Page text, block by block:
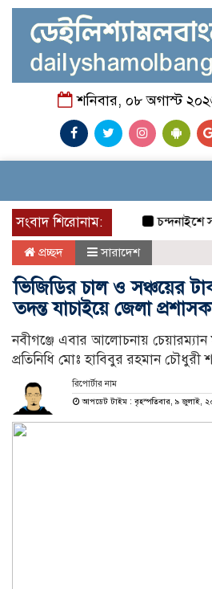
শনিবার, ০৮ অগাস্ট
সংবাদ শিরোনাম:
চন্দনাইশে সড়ক
প্রচ্ছদ সারাদেশ
ভিজিডির চাল ও সঞ্চয়ের
তদন্ত যাচাইয়ে জেলা
নবীগঞ্জে এবার আলোচনায় চেয়ারম্যান
প্রতিনিধি মোঃ হাবিবুর রহমান চৌধুরী
রিপোর্টার নাম
আপডেট টাইম : বৃহস্পতিবার, ৯ জুলাই,